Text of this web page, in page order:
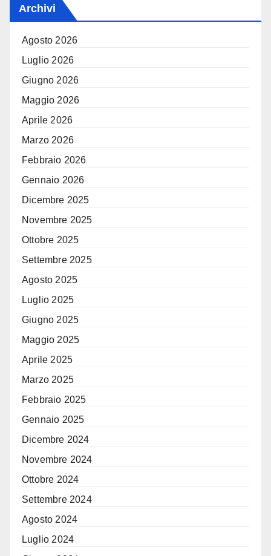
Archivi
Agosto 2026
Luglio 2026
Giugno 2026
Maggio 2026
Aprile 2026
Marzo 2026
Febbraio 2026
Gennaio 2026
Dicembre 2025
Novembre 2025
Ottobre 2025
Settembre 2025
Agosto 2025
Luglio 2025
Giugno 2025
Maggio 2025
Aprile 2025
Marzo 2025
Febbraio 2025
Gennaio 2025
Dicembre 2024
Novembre 2024
Ottobre 2024
Settembre 2024
Agosto 2024
Luglio 2024